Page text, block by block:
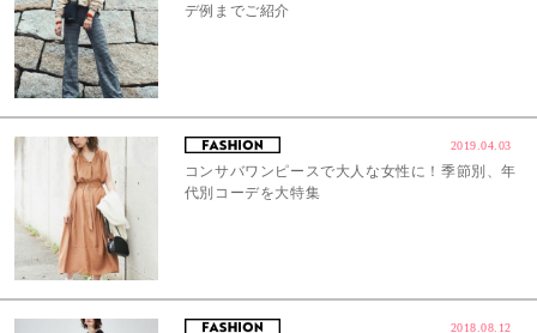
デ例までご紹介
2019.04.03
コンサバワンピースで大人な女性に！季節別、年
代別コーデを大特集
2018.08.12